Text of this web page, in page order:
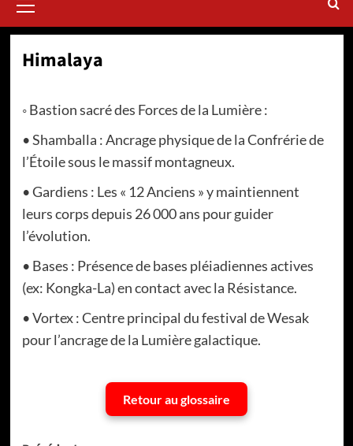
principal
Himalaya
◦ Bastion sacré des Forces de la Lumière :
• Shamballa : Ancrage physique de la Confrérie de
l’Étoile sous le massif montagneux.
• Gardiens : Les « 12 Anciens » y maintiennent
leurs corps depuis 26 000 ans pour guider
l’évolution.
• Bases : Présence de bases pléiadiennes actives
(ex: Kongka-La) en contact avec la Résistance.
• Vortex : Centre principal du festival de Wesak
pour l’ancrage de la Lumière galactique.
Retour au glossaire